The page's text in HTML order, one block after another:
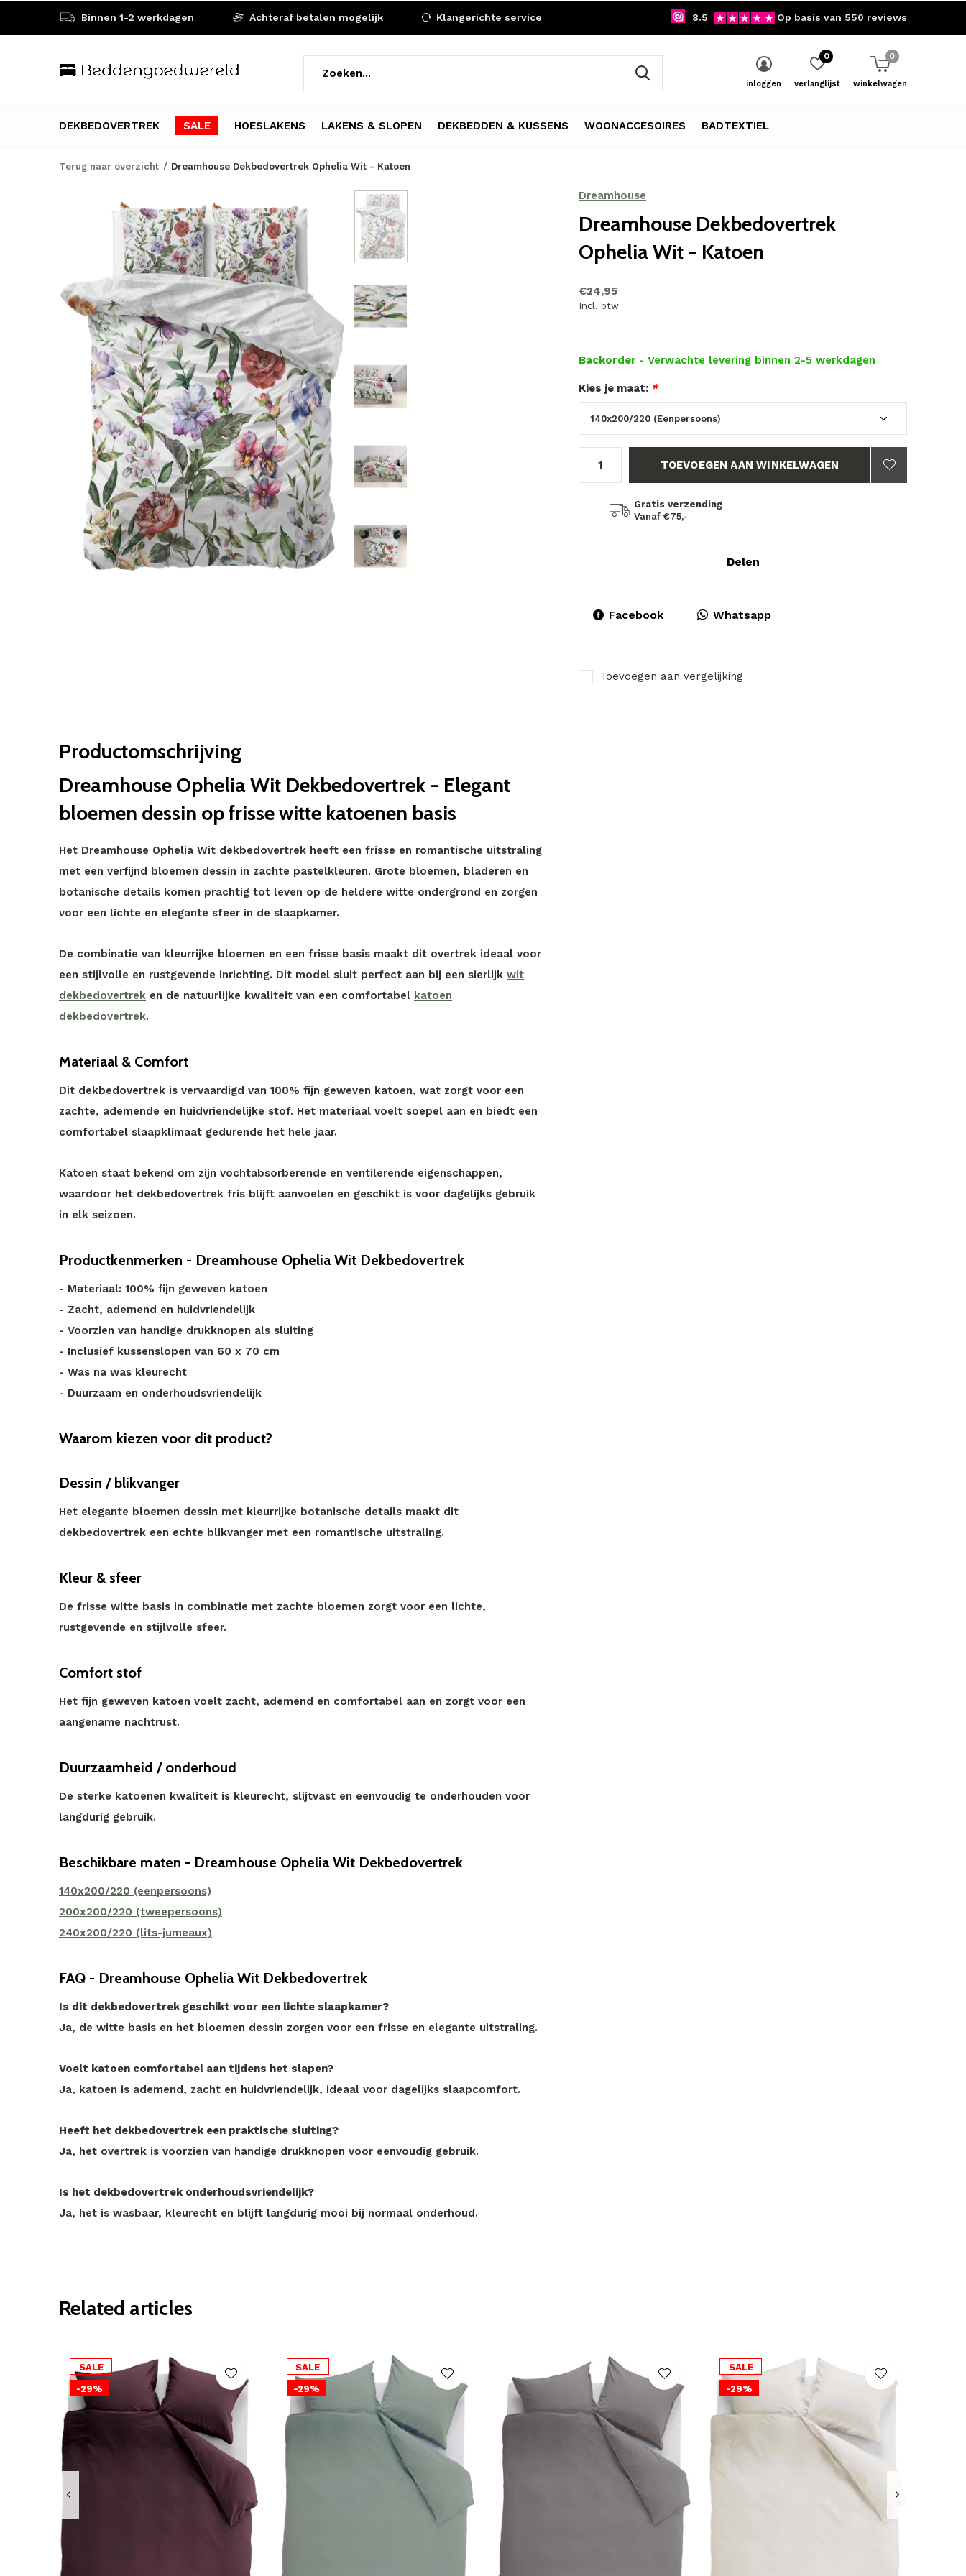
DEKBEDOVERTREK SALE HOESLAKENS LAKENS & SLOPEN DEKBEDDEN & KUSSENS WOONACCESOIRES BADTEXTIEL
inloggen verlanglijst
0
winkelwagen
0
Binnen 1-2 werkdagen Achteraf betalen mogelijk Klangerichte service 8.5 Op basis van 550 reviews
Terug naar overzicht Dreamhouse Dekbedovertrek Ophelia Wit - Katoen
Dreamhouse
Dreamhouse Dekbedovertrek
Ophelia Wit - Katoen
€24,95
Incl. btw
Backorder - Verwachte levering binnen 2-5 werkdagen
Kies je maat: *
TOEVOEGEN AAN WINKELWAGEN
Gratis verzending
Vanaf €75,-
Delen
Facebook Whatsapp
Toevoegen aan vergelijking
Productomschrijving
Dreamhouse Ophelia Wit Dekbedovertrek - Elegant
bloemen dessin op frisse witte katoenen basis
Het Dreamhouse Ophelia Wit dekbedovertrek heeft een frisse en romantische uitstraling
met een verfijnd bloemen dessin in zachte pastelkleuren. Grote bloemen, bladeren en
botanische details komen prachtig tot leven op de heldere witte ondergrond en zorgen
voor een lichte en elegante sfeer in de slaapkamer.
De combinatie van kleurrijke bloemen en een frisse basis maakt dit overtrek ideaal voor
een stijlvolle en rustgevende inrichting. Dit model sluit perfect aan bij een sierlijk wit
dekbedovertrek en de natuurlijke kwaliteit van een comfortabel katoen
dekbedovertrek.
Materiaal & Comfort
Dit dekbedovertrek is vervaardigd van 100% fijn geweven katoen, wat zorgt voor een
zachte, ademende en huidvriendelijke stof. Het materiaal voelt soepel aan en biedt een
comfortabel slaapklimaat gedurende het hele jaar.
Katoen staat bekend om zijn vochtabsorberende en ventilerende eigenschappen,
waardoor het dekbedovertrek fris blijft aanvoelen en geschikt is voor dagelijks gebruik
in elk seizoen.
Productkenmerken - Dreamhouse Ophelia Wit Dekbedovertrek
- Materiaal: 100% fijn geweven katoen
- Zacht, ademend en huidvriendelijk
- Voorzien van handige drukknopen als sluiting
- Inclusief kussenslopen van 60 x 70 cm
- Was na was kleurecht
- Duurzaam en onderhoudsvriendelijk
Waarom kiezen voor dit product?
Dessin / blikvanger
Het elegante bloemen dessin met kleurrijke botanische details maakt dit
dekbedovertrek een echte blikvanger met een romantische uitstraling.
Kleur & sfeer
De frisse witte basis in combinatie met zachte bloemen zorgt voor een lichte,
rustgevende en stijlvolle sfeer.
Comfort stof
Het fijn geweven katoen voelt zacht, ademend en comfortabel aan en zorgt voor een
aangename nachtrust.
Duurzaamheid / onderhoud
De sterke katoenen kwaliteit is kleurecht, slijtvast en eenvoudig te onderhouden voor
langdurig gebruik.
Beschikbare maten - Dreamhouse Ophelia Wit Dekbedovertrek
140x200/220 (eenpersoons)
200x200/220 (tweepersoons)
240x200/220 (lits-jumeaux)
FAQ - Dreamhouse Ophelia Wit Dekbedovertrek
Is dit dekbedovertrek geschikt voor een lichte slaapkamer?
Ja, de witte basis en het bloemen dessin zorgen voor een frisse en elegante uitstraling.
Voelt katoen comfortabel aan tijdens het slapen?
Ja, katoen is ademend, zacht en huidvriendelijk, ideaal voor dagelijks slaapcomfort.
Heeft het dekbedovertrek een praktische sluiting?
Ja, het overtrek is voorzien van handige drukknopen voor eenvoudig gebruik.
Is het dekbedovertrek onderhoudsvriendelijk?
Ja, het is wasbaar, kleurecht en blijft langdurig mooi bij normaal onderhoud.
Related articles
SALE
-29%
SALE
-29%
SALE
-29%